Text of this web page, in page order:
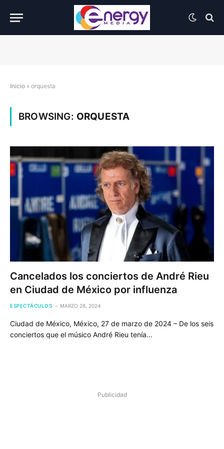
Inicio » orquesta
BROWSING: ORQUESTA
Cancelados los conciertos de André Rieu
en Ciudad de México por influenza
ESPECTÁCULOS MARZO 28, 2024
Ciudad de México, México, 27 de marzo de 2024 – De los seis
conciertos que el músico André Rieu tenía…
Publicidad